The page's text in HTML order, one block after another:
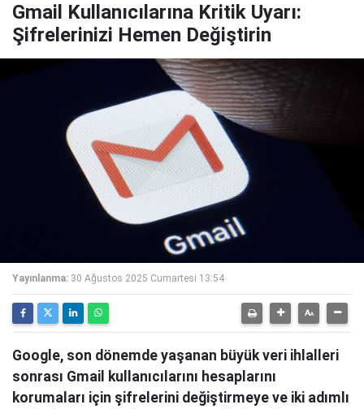
Gmail Kullanıcılarına Kritik Uyarı:
Şifrelerinizi Hemen Değiştirin
Yayınlanma: 30 Ağustos 2025 Cumartesi 13:54
Google, son dönemde yaşanan büyük veri ihlalleri
sonrası Gmail kullanıcılarını hesaplarını
korumaları için şifrelerini değiştirmeye ve iki adımlı